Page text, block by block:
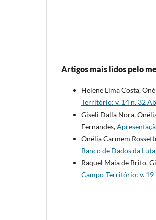
Artigos mais lidos pelo
Helene Lima Costa,
Território: v. 14 n. 32
Giseli Dalla Nora,
Fernandes,
Onélia Carmem
Banco de Dados da
Raquel Maia de Brito,
Campo-Território: v. 19